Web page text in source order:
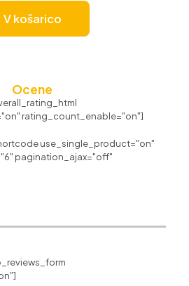
V košarico
Ocene
rating_count_enable="on"]
use_single_product="on"
pagination_ajax="off"